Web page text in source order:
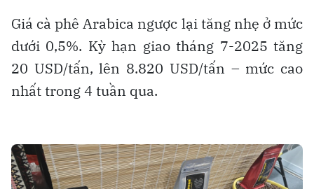
Giá cà phê Arabica ngược lại tăng nhẹ ở mức
dưới 0,5%. Kỳ hạn giao tháng 7-2025 tăng
20 USD/tấn, lên 8.820 USD/tấn – mức cao
nhất trong 4 tuần qua.